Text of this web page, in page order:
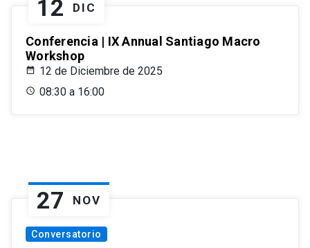
12 DIC
Conferencia | IX Annual Santiago Macro
Workshop
12 de Diciembre de 2025
08:30 a 16:00
27 NOV
Conversatorio